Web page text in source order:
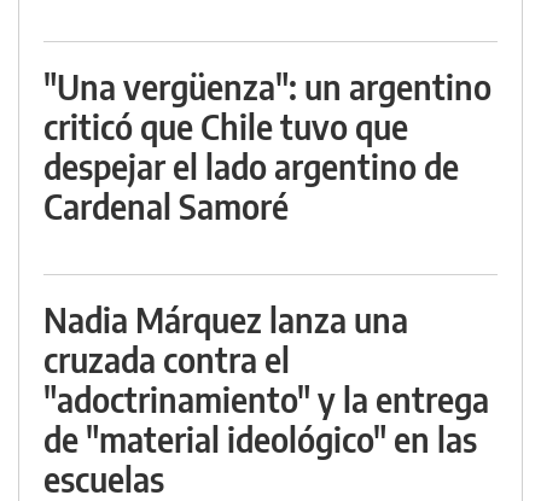
"Una vergüenza": un argentino
criticó que Chile tuvo que
despejar el lado argentino de
Cardenal Samoré
Nadia Márquez lanza una
cruzada contra el
"adoctrinamiento" y la entrega
de "material ideológico" en las
escuelas